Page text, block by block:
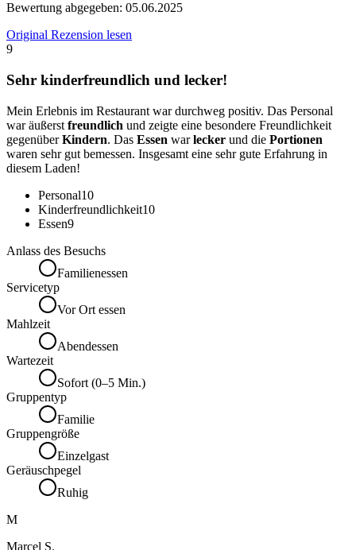
Bewertung abgegeben: 05.06.2025
Original Rezension lesen
9
Sehr kinderfreundlich und lecker!
Mein Erlebnis im Restaurant war durchweg positiv. Das Personal
war äußerst freundlich und zeigte eine besondere Freundlichkeit
gegenüberKindern. Das Essen warlecker und die Portionen
waren sehr gut bemessen. Insgesamt eine sehr gute Erfahrung in
diesem Laden!
Personal10
Kinderfreundlichkeit10
Essen9
Anlass des Besuchs
Familienessen
Servicetyp
Vor Ort essen
Mahlzeit
Abendessen
Wartezeit
Sofort (0–5 Min.)
Gruppentyp
Familie
Gruppengröße
Einzelgast
Geräuschpegel
Ruhig
M
Marcel S.